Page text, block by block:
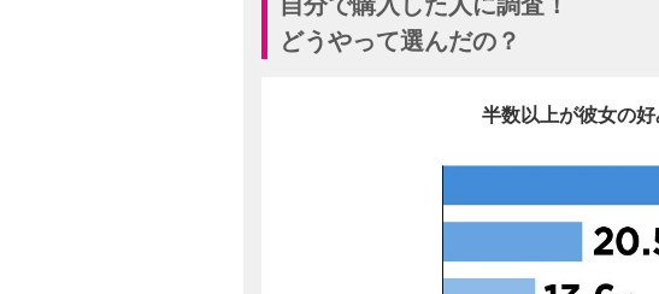
自分で購入した人に調査！
どうやって選んだの？
半数以上が彼女の